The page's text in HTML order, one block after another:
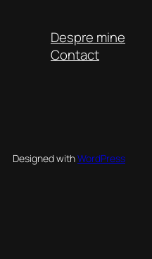
Despre mine
Contact
Designed withWordPress